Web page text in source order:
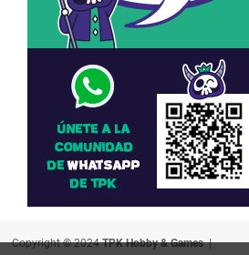
Copyright © 2024TPK Hobby & Games|